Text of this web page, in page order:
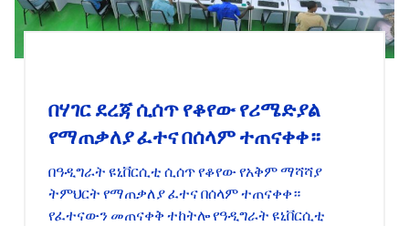
በሃገር ደረጃ ሲሰጥ የቆየው የሪሜድያል
የማጠቃለያ ፈተና በሰላም ተጠናቀቀ።
በዓዲግራት ዩኒቨርሲቲ ሲሰጥ የቆየው የአቅም ማሻሻያ
ትምህርት የማጠቃለያ ፈተና በሰላም ተጠናቀቀ።
የፈተናውን መጠናቀቅ ተከትሎ የዓዲግራት ዩኒቨርሲቲ